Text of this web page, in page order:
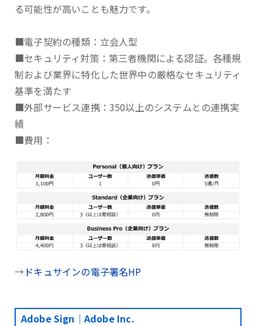
る可能性が高いことも魅力です。
■電子契約の種類：立会人型
■セキュリティ対策：第三者機関による認証。各種規
制および業界に特化した世界中の厳格なセキュリティ
基準を満たす
■外部サービス連携：350以上のシステムとの連携実
績
■費用：
→ ドキュサインの電子署名HP
Adobe Sign｜Adobe Inc.